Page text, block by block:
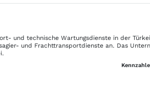
und technische Wartungsdienste in der
und Frachttransportdienste an. Das